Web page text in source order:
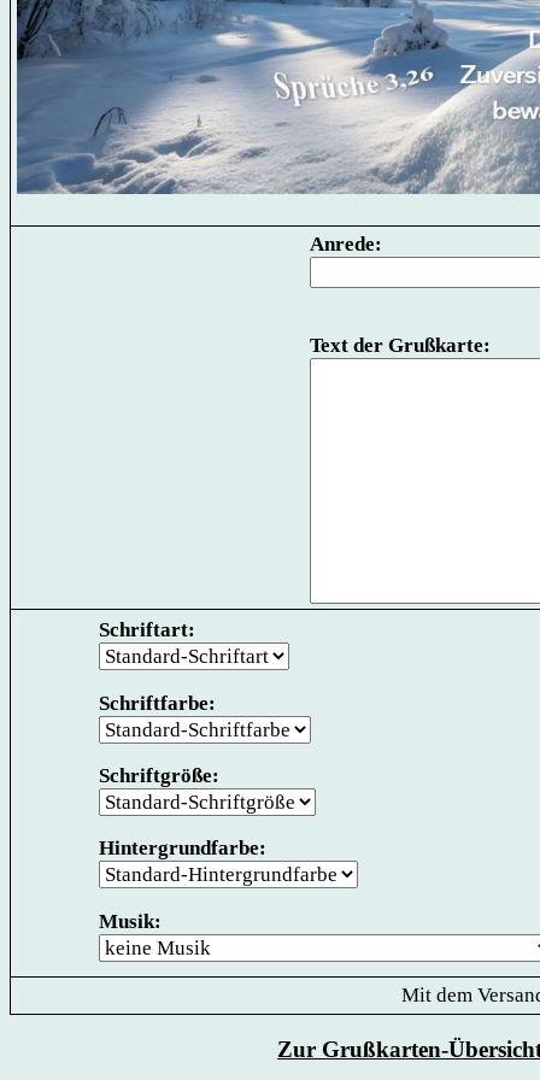
Anrede:
Text der Grußkarte:
Schriftart:
Schriftfarbe:
Schriftgröße:
Hintergrundfarbe:
Musik:
Mit dem
Zur Grußkarten-